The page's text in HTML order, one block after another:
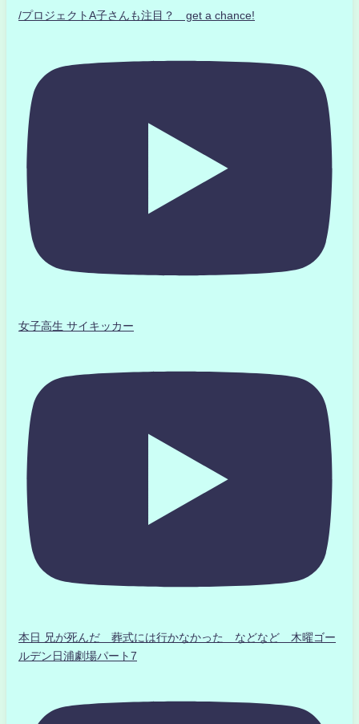
/プロジェクトA子さんも注目？ get a chance!
女子高生 サイキッカー
本日 兄が死んだ 葬式には行かなかった などなど 木曜ゴー
ルデン日浦劇場パート7